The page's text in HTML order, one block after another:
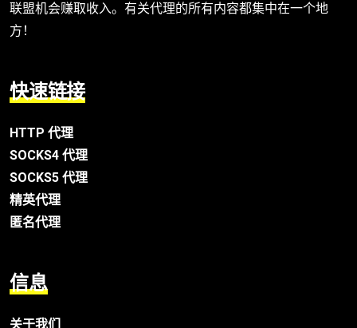
联盟机会赚取收入。有关代理的所有内容都集中在一个地
方！
快速链接
HTTP 代理
SOCKS4 代理
SOCKS5 代理
精英代理
匿名代理
信息
关于我们